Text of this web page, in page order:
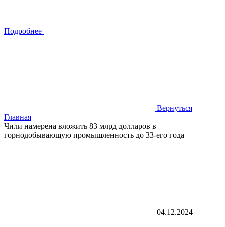
Подробнее
Вернуться
Главная
Чили намерена вложить 83 млрд долларов в
горнодобывающую промышленность до 33-его года
04.12.2024